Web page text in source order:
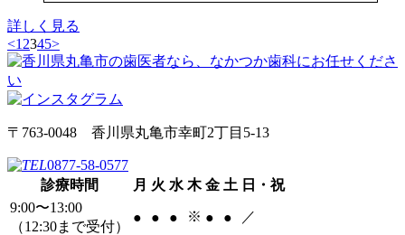
詳しく見る
<1 2345>
〒763-0048 香川県丸亀市幸町2丁目5-13
0877-58-0577
診療時間
月 火 水 木 金 土 日・祝
9:00〜13:00
（12:30まで受付）
● ● ● ※ ● ● ／